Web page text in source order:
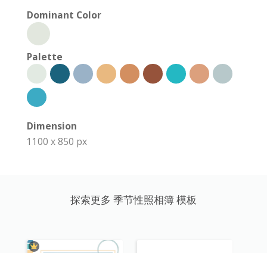
Dominant Color
Palette
Dimension
1100 x 850 px
探索更多 季节性照相簿 模板